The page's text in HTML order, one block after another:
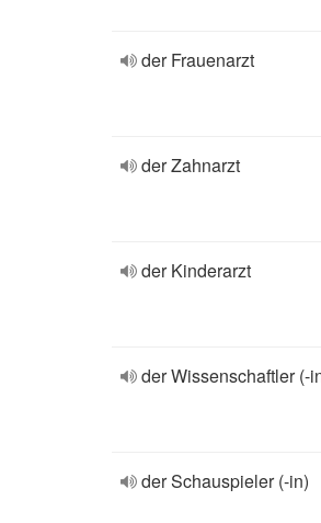
der Frauenarzt
der Zahnarzt
der Kinderarzt
der Wissenschaftler (-
der Schauspieler (-in)